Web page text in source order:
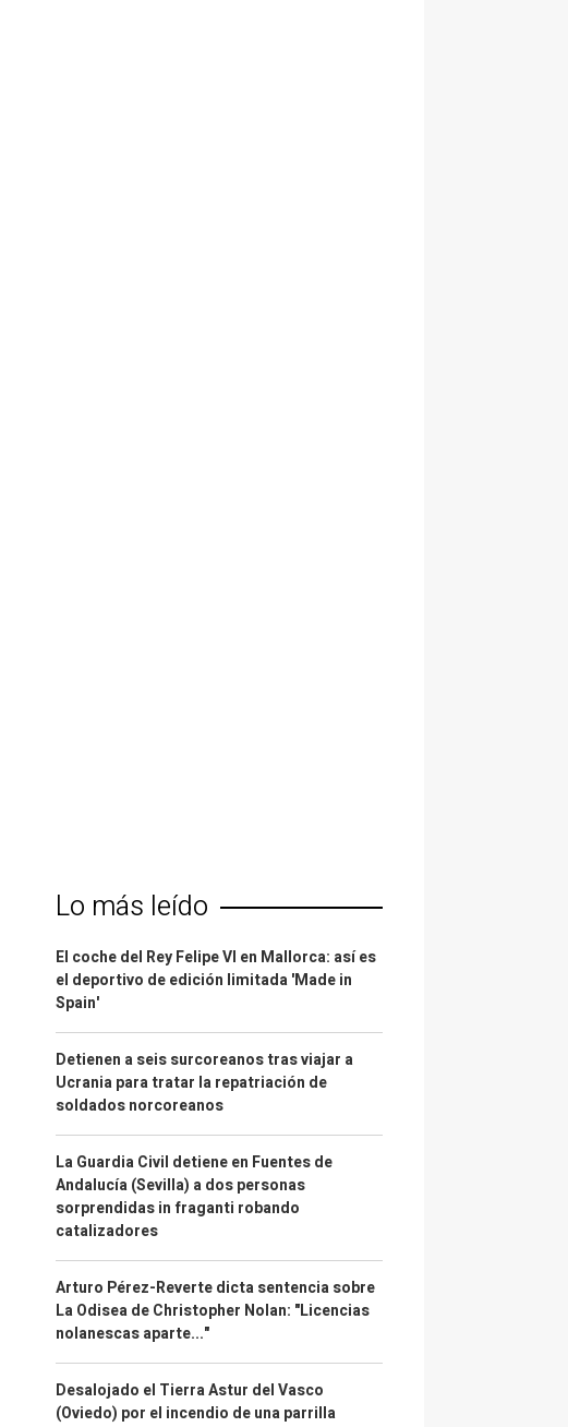
Lo más leído
El coche del Rey Felipe VI en Mallorca: así es
el deportivo de edición limitada 'Made in
Spain'
Detienen a seis surcoreanos tras viajar a
Ucrania para tratar la repatriación de
soldados norcoreanos
La Guardia Civil detiene en Fuentes de
Andalucía (Sevilla) a dos personas
sorprendidas in fraganti robando
catalizadores
Arturo Pérez-Reverte dicta sentencia sobre
La Odisea de Christopher Nolan: "Licencias
nolanescas aparte..."
Desalojado el Tierra Astur del Vasco
(Oviedo) por el incendio de una parrilla